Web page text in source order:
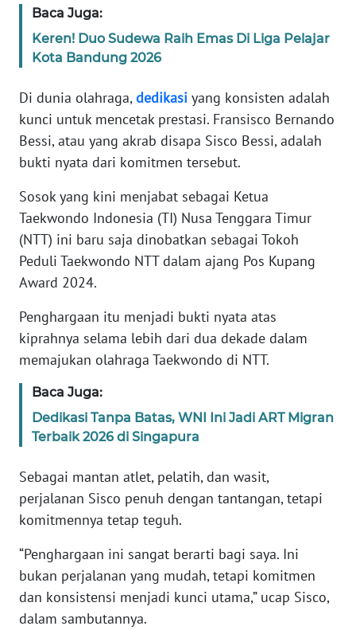
Baca Juga:
Keren! Duo Sudewa Raih Emas Di Liga Pelajar
Kota Bandung 2026
Di dunia olahraga,dedikasi yang konsisten adalah
kunci untuk mencetak prestasi. Fransisco Bernando
Bessi, atau yang akrab disapa Sisco Bessi, adalah
bukti nyata dari komitmen tersebut.
Sosok yang kini menjabat sebagai Ketua
Taekwondo Indonesia (TI) Nusa Tenggara Timur
(NTT) ini baru saja dinobatkan sebagai Tokoh
Peduli Taekwondo NTT dalam ajang Pos Kupang
Award 2024.
Penghargaan itu menjadi bukti nyata atas
kiprahnya selama lebih dari dua dekade dalam
memajukan olahraga Taekwondo di NTT.
Baca Juga:
Dedikasi Tanpa Batas, WNI Ini Jadi ART Migran
Terbaik 2026 di Singapura
Sebagai mantan atlet, pelatih, dan wasit,
perjalanan Sisco penuh dengan tantangan, tetapi
komitmennya tetap teguh.
“Penghargaan ini sangat berarti bagi saya. Ini
bukan perjalanan yang mudah, tetapi komitmen
dan konsistensi menjadi kunci utama,” ucap Sisco,
dalam sambutannya.
KARIR
DISCLAIMER
Wahana
News
Regional
SUMUT
WN
JAKARTA
JABAR
WN
BANTEN
WN
NTT
KEPRI
WN
PAPUA
WN
PAPUA
BARAT